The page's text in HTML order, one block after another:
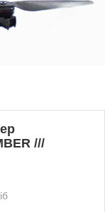
///